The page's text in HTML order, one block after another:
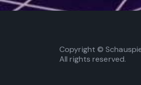
Copyright ©
All rights reserved.